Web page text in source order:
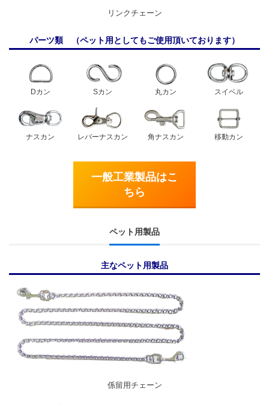
リンクチェーン
パーツ類 （ペット用としてもご使用頂いております）
Dカン Sカン 丸カン スイベル
ナスカン レバーナスカン 角ナスカン 移動カン
一般工業製品はこ
ちら
ペット用製品
主なペット用製品
係留用チェーン